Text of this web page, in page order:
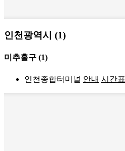
인천광역시 (1)
미추홀구 (1)
인천종합터미널 안내 시간표